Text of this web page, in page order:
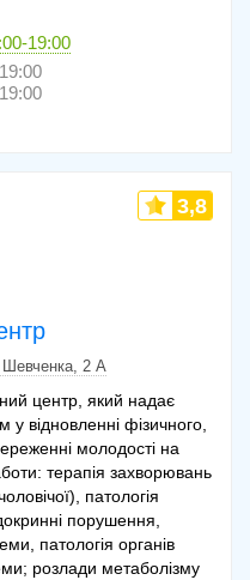
19:00
3,8
Шевченка, 2 А
центр, який надає
у відновленні фізичного,
молодості на
терапія захворювань
патологія
порушення,
патологія органів
розлади метаболізму